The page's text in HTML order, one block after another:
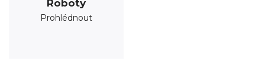
Roboty
Prohlédnout